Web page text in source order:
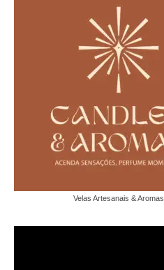
Velas Artesanais & Aromas